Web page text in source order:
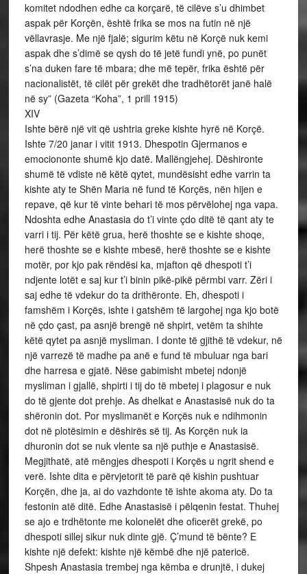
komitet ndodhen edhe ca korçarë, të cilëve s’u dhimbet
aspak për Korçën, është frika se mos na futin në një
vëllavrasje. Me një fjalë; sigurim këtu në Korçë nuk kemi
aspak dhe s’dimë se qysh do të jetë fundi ynë, po punët
s’na duken fare të mbara; dhe më tepër, frika është për
nacionalistët, të cilët për grekët dhe tradhëtorët janë halë
në sy” (Gazeta “Koha”, 1 prill 1915)
XIV
Ishte bërë një vit që ushtria greke kishte hyrë në Korçë.
Ishte 7/20 janar i vitit 1913. Dhespotin Gjermanos e
emociononte shumë kjo datë. Mallëngjehej. Dëshironte
shumë të vdiste në këtë qytet, mundësisht edhe varrin ta
kishte aty te Shën Maria në fund të Korçës, nën hijen e
repave, që kur të vinte behari të mos përvëlohej nga vapa.
Ndoshta edhe Anastasia do t’i vinte çdo ditë të qant aty te
varri i tij. Për këtë grua, herë thoshte se e kishte shoqe,
herë thoshte se e kishte mbesë, herë thoshte se e kishte
motër, por kjo pak rëndësi ka, mjafton që dhespoti t’i
ndjente lotët e saj kur t’i binin pikë-pikë përmbi varr. Zëri i
saj edhe të vdekur do ta drithëronte. Eh, dhespoti i
famshëm i Korçës, ishte i gatshëm të largohej nga kjo botë
në çdo çast, pa asnjë brengë në shpirt, vetëm ta shihte
këtë qytet pa asnjë mysliman. I donte të gjithë të vdekur, në
një varrezë të madhe pa anë e fund të mbuluar nga bari
dhe harresa e gjatë. Nëse gabimisht mbetej ndonjë
mysliman i gjallë, shpirti i tij do të mbetej i plagosur e nuk
do të gjente dot prehje. As dhelkat e Anastasisë nuk do ta
shëronin dot. Por myslimanët e Korçës nuk e ndihmonin
dot në plotësimin e dëshirës së tij. As Korçën nuk ia
dhuronin dot se nuk vlente sa një puthje e Anastasisë.
Megjithatë, atë mëngjes dhespoti i Korçës u ngrit shend e
verë. Ishte dita e përvjetorit të parë që kishin pushtuar
Korçën, dhe ja, ai do vazhdonte të ishte akoma aty. Do ta
festonin atë ditë. Edhe Anastasisë i pëlqenin festat. Thuhej
se ajo e trdhëtonte me kolonelët dhe oficerët grekë, po
dhespoti sillej sikur nuk dinte gjë. Ç’mund të bënte? E
kishte një defekt: kishte një këmbë dhe një patericë.
Shpesh Anastasia trembej nga këmba e drunjtë, i dukej